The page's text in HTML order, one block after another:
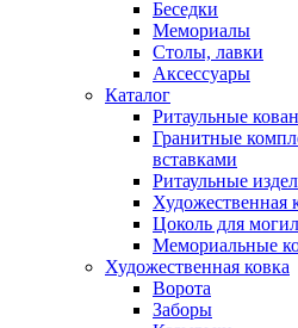
Беседки
Мемориалы
Столы, лавки
Аксессуары
Каталог
Ритаульные
Гранитные
вставками
Ритаульные
Художественная
Цоколь для
Мемориальные
Художественная ковка
Ворота
Заборы